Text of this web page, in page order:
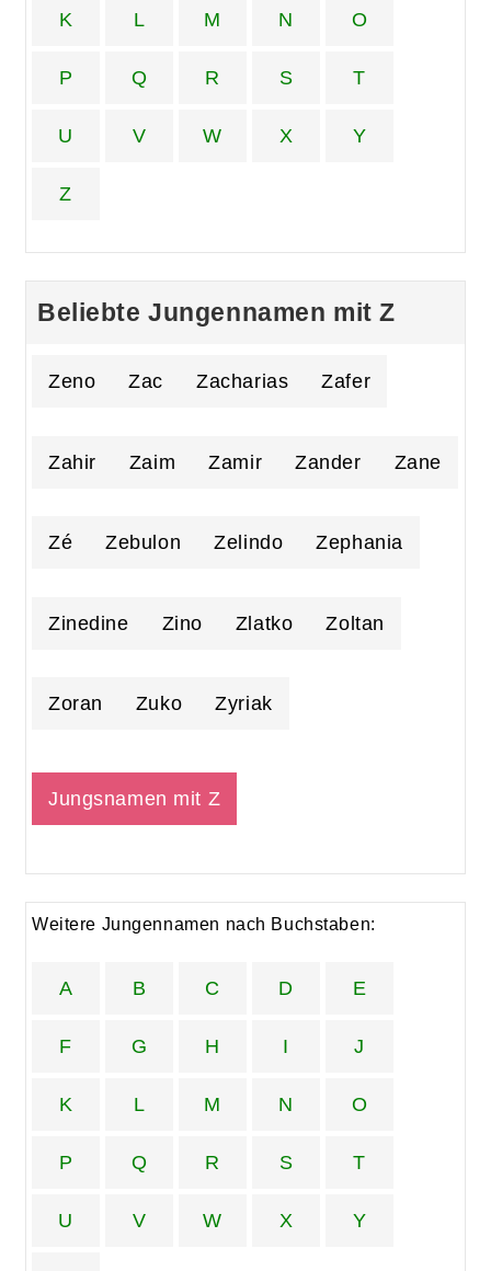
K L M N O
P Q R S T
U V W X Y
Z
Beliebte Jungennamen mit Z
Zeno Zac Zacharias Zafer
Zahir Zaim Zamir Zander Zane
Zé Zebulon Zelindo Zephania
Zinedine Zino Zlatko Zoltan
Zoran Zuko Zyriak
Jungsnamen mit Z
Weitere Jungennamen nach Buchstaben:
A B C D E
F G H I J
K L M N O
P Q R S T
U V W X Y